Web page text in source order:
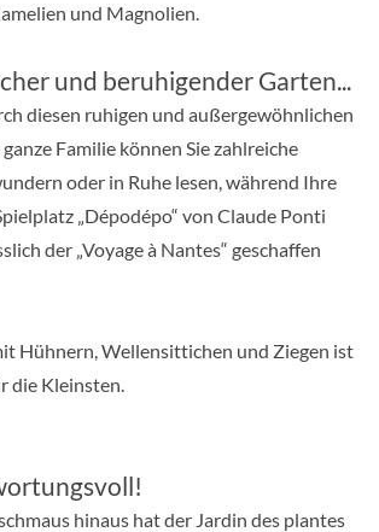
und Magnolien.
und beruhigender Garten...
diesen ruhigen und außergewöhnlichen
Familie können Sie zahlreiche
oder in Ruhe lesen, während Ihre
„Dépodépo“ von Claude Ponti
der „Voyage à Nantes“ geschaffen
Hühnern, Wellensittichen und Ziegen ist
die Kleinsten.
hinaus hat der Jardin des plantes